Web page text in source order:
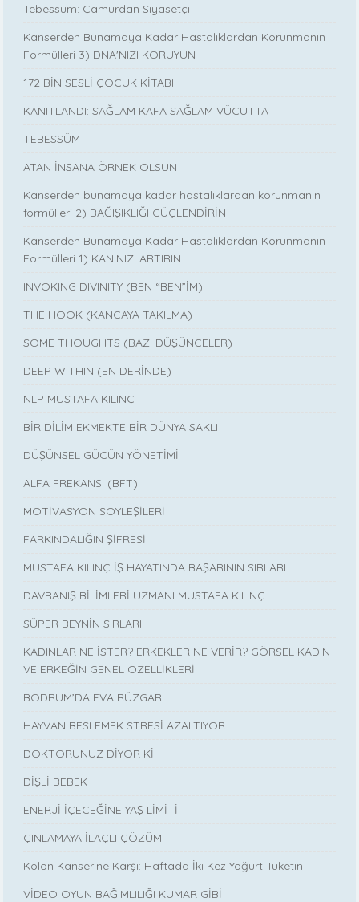
Tebessüm: Çamurdan Siyasetçi
Kanserden Bunamaya Kadar Hastalıklardan Korunmanın
Formülleri 3) DNA'NIZI KORUYUN
172 BİN SESLİ ÇOCUK KİTABI
KANITLANDI: SAĞLAM KAFA SAĞLAM VÜCUTTA
TEBESSÜM
ATAN İNSANA ÖRNEK OLSUN
Kanserden bunamaya kadar hastalıklardan korunmanın
formülleri 2) BAĞIŞIKLIĞI GÜÇLENDİRİN
Kanserden Bunamaya Kadar Hastalıklardan Korunmanın
Formülleri 1) KANINIZI ARTIRIN
INVOKING DIVINITY (BEN “BEN”İM)
THE HOOK (KANCAYA TAKILMA)
SOME THOUGHTS (BAZI DÜŞÜNCELER)
DEEP WITHIN (EN DERİNDE)
NLP MUSTAFA KILINÇ
BİR DİLİM EKMEKTE BİR DÜNYA SAKLI
DÜŞÜNSEL GÜCÜN YÖNETİMİ
ALFA FREKANSI (BFT)
MOTİVASYON SÖYLEŞİLERİ
FARKINDALIĞIN ŞİFRESİ
MUSTAFA KILINÇ İŞ HAYATINDA BAŞARININ SIRLARI
DAVRANIŞ BİLİMLERİ UZMANI MUSTAFA KILINÇ
SÜPER BEYNİN SIRLARI
KADINLAR NE İSTER? ERKEKLER NE VERİR? GÖRSEL KADIN
VE ERKEĞİN GENEL ÖZELLİKLERİ
BODRUM’DA EVA RÜZGARI
HAYVAN BESLEMEK STRESİ AZALTIYOR
DOKTORUNUZ DİYOR Kİ
DİŞLİ BEBEK
ENERJİ İÇECEĞİNE YAŞ LİMİTİ
ÇINLAMAYA İLAÇLI ÇÖZÜM
Kolon Kanserine Karşı: Haftada İki Kez Yoğurt Tüketin
VİDEO OYUN BAĞIMLILIĞI KUMAR GİBİ